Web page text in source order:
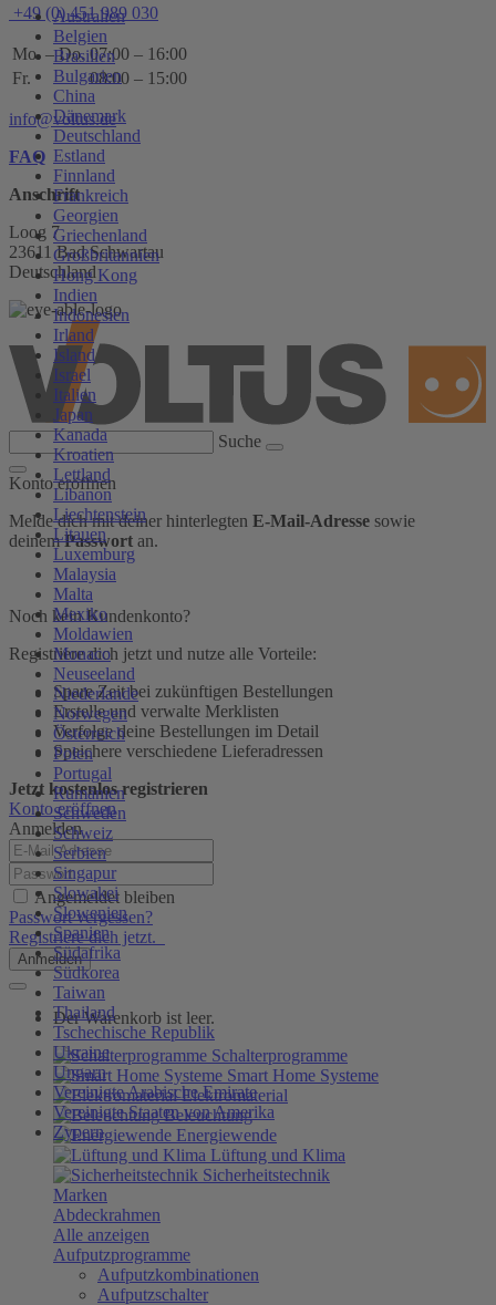
Australien
Belgien
Brasilien
Bulgarien
China
Dänemark
Deutschland
Estland
Finnland
Frankreich
Georgien
Griechenland
Großbritannien
Hong Kong
Indien
Indonesien
Irland
Island
Israel
Italien
Japan
Kanada
Kroatien
Lettland
Libanon
Liechtenstein
Litauen
Luxemburg
Malaysia
Malta
Mexiko
Moldawien
Monaco
Neuseeland
Niederlande
Norwegen
Österreich
Polen
Portugal
Rumänien
Schweden
Schweiz
Serbien
Singapur
Slowakei
Slowenien
Spanien
Südafrika
Südkorea
Taiwan
Thailand
Tschechische Republik
Ukraine
Ungarn
Vereinigte Arabische Emirate
Vereinigte Staaten von Amerika
Zypern
+49 (0) 451 989 030
Mo. – Do. 07:00 – 16:00
Fr.
08:00 – 15:00
info@voltus.de
FAQ
Anschrift
Loog 7
23611 Bad Schwartau
Deutschland
Suche
Konto eröffnen
Melde dich mit deiner hinterlegten E-Mail-Adresse sowie
deinemPasswort an.
Noch kein Kundenkonto?
Registriere dich jetzt und nutze alle Vorteile:
Spare Zeit bei zukünftigen Bestellungen
Erstelle und verwalte Merklisten
Verfolge deine Bestellungen im Detail
Speichere verschiedene Lieferadressen
Jetzt kostenlos registrieren
Konto eröffnen
Anmelden
Angemeldet bleiben
Passwort vergessen?
Registriere dich jetzt.
Anmelden
Der Warenkorb ist leer.
Schalterprogramme
Smart Home Systeme
Elektromaterial
Beleuchtung
Energiewende
Lüftung und Klima
Sicherheitstechnik
Marken
Abdeckrahmen
Alle anzeigen
Aufputzprogramme
Aufputzkombinationen
Aufputzschalter